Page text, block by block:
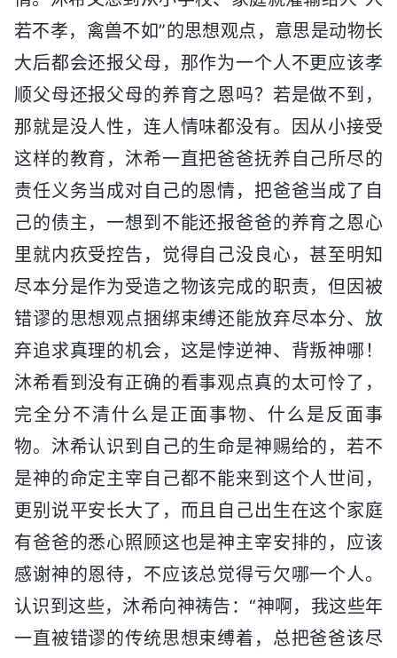
若不孝，禽兽不如”的思想观点，意思是动物长
大后都会还报父母，那作为一个人不更应该孝
顺父母还报父母的养育之恩吗？若是做不到，
那就是没人性，连人情味都没有。因从小接受
这样的教育，沐希一直把爸爸抚养自己所尽的
责任义务当成对自己的恩情，把爸爸当成了自
己的债主，一想到不能还报爸爸的养育之恩心
里就内疚受控告，觉得自己没良心，甚至明知
尽本分是作为受造之物该完成的职责，但因被
错谬的思想观点捆绑束缚还能放弃尽本分、放
弃追求真理的机会，这是悖逆神、背叛神哪！
沐希看到没有正确的看事观点真的太可怜了，
完全分不清什么是正面事物、什么是反面事
物。沐希认识到自己的生命是神赐给的，若不
是神的命定主宰自己都不能来到这个人世间，
更别说平安长大了，而且自己出生在这个家庭
有爸爸的悉心照顾这也是神主宰安排的，应该
感谢神的恩待，不应该总觉得亏欠哪一个人。
认识到这些，沐希向神祷告：“神啊，我这些年
一直被错谬的传统思想束缚着，总把爸爸该尽